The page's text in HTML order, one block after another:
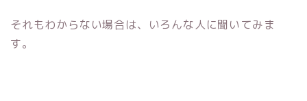
それもわからない場合は、いろんな人に聞いてみま
す。